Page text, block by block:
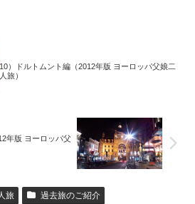
10）ドルトムント編（2012年版 ヨーロッパ父娘二
人旅）
ッパ父
旅 過去旅のご紹介